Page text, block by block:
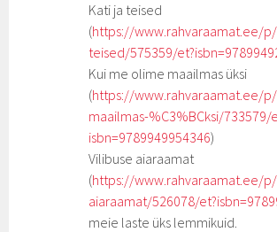
Kati ja teised
(https://www.rahvaraamat.ee/
teised/575359/
Kui me olime maailmas üksi
(https://www.rahvaraamat.ee/
maailmas-%C3%BCksi/733579/
isbn=9789949954346)
Vilibuse aiaraamat
(https://www.rahvaraamat.ee/
aiaraamat/526078/
meie laste üks lemmikuid.